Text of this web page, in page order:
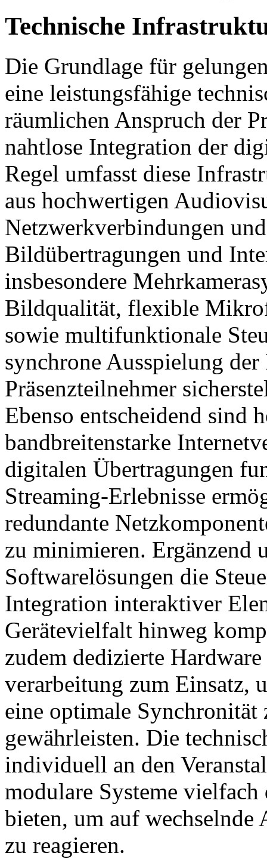
Technische
Die Grundlage für
eine leistungsfähige
räumlichen Anspruch der
nahtlose Integration der
Regel umfasst diese
aus hochwertigen
Netzwerkverbindungen
Bildübertragungen und
insbesondere
Bildqualität, flexible
sowie multifunktionale
synchrone Ausspielung
Präsenzteilnehmer
Ebenso entscheidend sind
bandbreitenstarke
digitalen Übertragungen
Streaming-Erlebnisse
redundante
zu minimieren. Ergänzend
Softwarelösungen die
Integration interaktiver
Gerätevielfalt hinweg
zudem dedizierte
verarbeitung zum Einsatz,
eine optimale Synchronität
gewährleisten. Die
individuell an den
modulare Systeme
bieten, um auf
zu reagieren.